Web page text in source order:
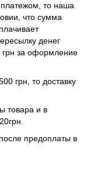
то наша
что сумма
денег
грн за оформление
грн, то доставку
товара и в
предоплаты в